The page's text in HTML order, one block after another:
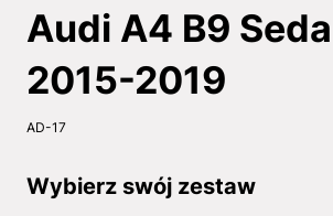
Audi A4 B9
2015-2019
AD-17
Wybierz swój zestaw